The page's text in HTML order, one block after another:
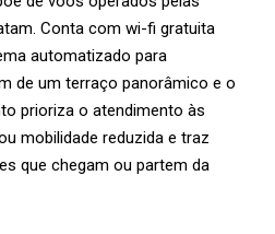
Conta com wi-fi gratuita
automatizado para
de um terraço panorâmico e o
prioriza o atendimento às
mobilidade reduzida e traz
que chegam ou partem da